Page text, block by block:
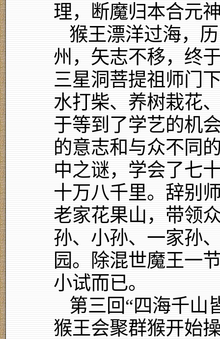
理，断魔归本合元
猴王漂洋过海，
州，矢志不移，终
三星洞菩提祖师门
水打柴、养树栽花
于等到了学艺的机
的意志和与众不同
中之谜，学会了七
十万八千里。辞别
老家花果山，带领
孙、小孙、一家孙
园。除混世魔王一
小试而已。
第三回“四海千山
猴王会聚群猴开始